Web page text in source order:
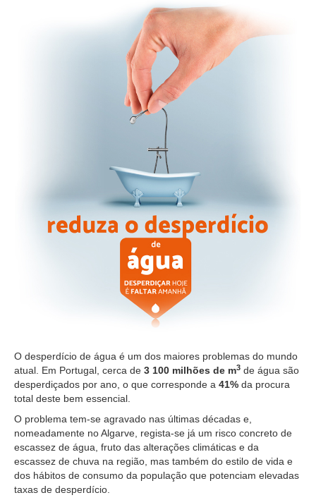
O desperdício de água é um dos maiores problemas do mundo
atual. Em Portugal, cerca de 3 100 milhões de m3 de água são
desperdiçados por ano, o que corresponde a 41% da procura
total deste bem essencial.
O problema tem-se agravado nas últimas décadas e,
nomeadamente no Algarve, regista-se já um risco concreto de
escassez de água, fruto das alterações climáticas e da
escassez de chuva na região, mas também do estilo de vida e
dos hábitos de consumo da população que potenciam elevadas
taxas de desperdício.